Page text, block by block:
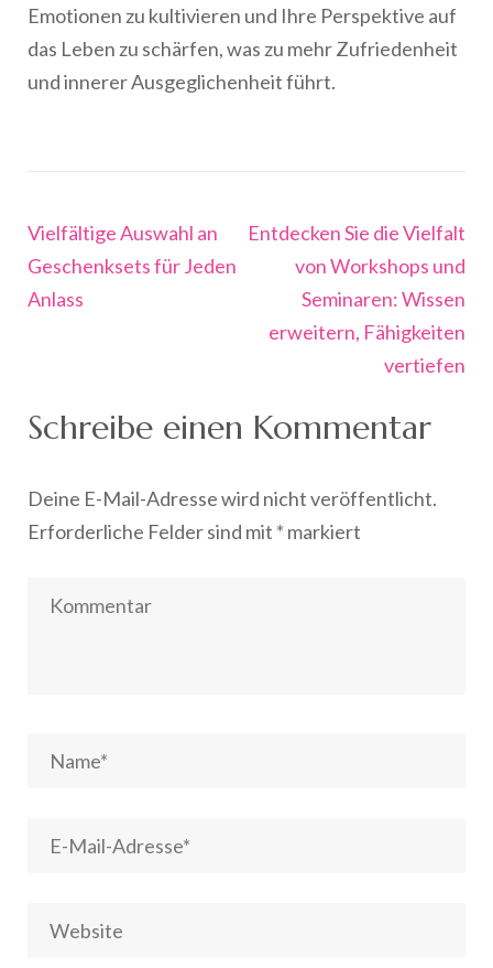
Emotionen zu kultivieren und Ihre Perspektive auf
das Leben zu schärfen, was zu mehr Zufriedenheit
und innerer Ausgeglichenheit führt.
Beitragsnavigation
Vielfältige Auswahl an
Geschenksets für Jeden
Anlass
Entdecken Sie die Vielfalt
von Workshops und
Seminaren: Wissen
erweitern, Fähigkeiten
vertiefen
Schreibe einen Kommentar
Deine E-Mail-Adresse wird nicht veröffentlicht.
Erforderliche Felder sind mit * markiert